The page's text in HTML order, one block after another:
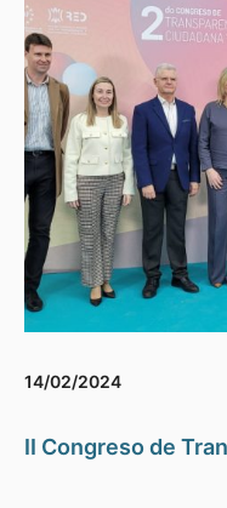
14/02/2024
II Congreso de